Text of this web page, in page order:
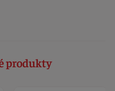
produkty